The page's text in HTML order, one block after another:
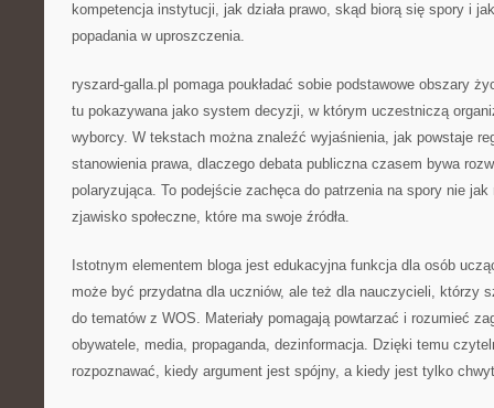
kompetencja instytucji, jak działa prawo, skąd biorą się spory i
popadania w uproszczenia.
ryszard-galla.pl pomaga poukładać sobie podstawowe obszary
tu pokazywana jako system decyzji, w którym uczestniczą
wyborcy. W tekstach można znaleźć wyjaśnienia, jak powstaje
stanowienia prawa, dlaczego debata publiczna czasem bywa
polaryzująca. To podejście zachęca do patrzenia na spory nie
zjawisko społeczne, które ma swoje źródła.
Istotnym elementem bloga jest edukacyjna funkcja dla osób
może być przydatna dla uczniów, ale też dla nauczycieli, którzy
do tematów z WOS. Materiały pomagają powtarzać i rozumieć
obywatele, media, propaganda, dezinformacja. Dzięki temu
rozpoznawać, kiedy argument jest spójny, a kiedy jest tylko